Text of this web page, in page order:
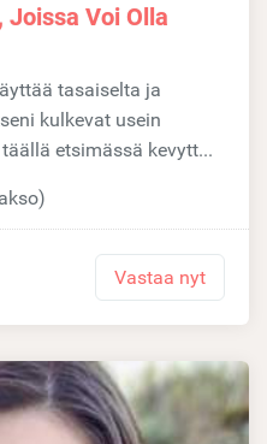
Voi Olla
tasaiselta ja
kulkevat usein
etsimässä kevytt...
Vastaa nyt